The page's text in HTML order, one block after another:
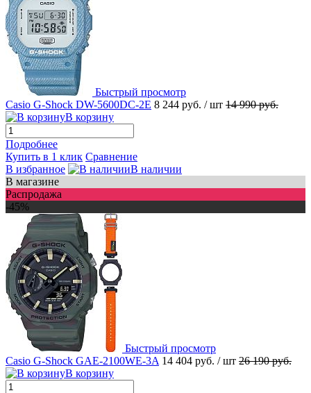
Быстрый просмотр
Casio G-Shock DW-5600DC-2E 8 244 руб. / шт 14 990 руб.
В корзину
Подробнее
Купить в 1 клик Сравнение
В избранное
В наличии
В магазине
Распродажа
-45%
Быстрый просмотр
Casio G-Shock GAE-2100WE-3A 14 404 руб. / шт 26 190 руб.
В корзину